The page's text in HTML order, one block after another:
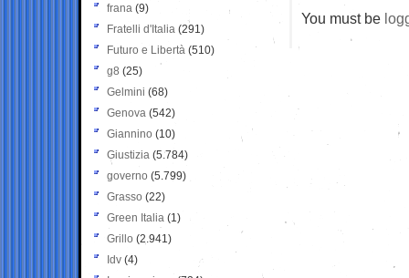
You must be
frana (9)
Fratelli d'Italia (291)
Futuro e Libertà (510)
g8 (25)
Gelmini (68)
Genova (542)
Giannino (10)
Giustizia (5.784)
governo (5.799)
Grasso (22)
Green Italia (1)
Grillo (2.941)
Idv (4)